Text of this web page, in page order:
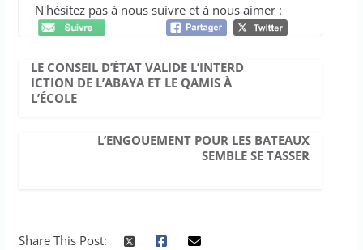
N'hésitez pas à nous suivre et à nous aimer :
LE CONSEIL D’ÉTAT VALIDE L’INTERD
ICTION DE L’ABAYA ET LE QAMIS À
L’ÉCOLE
L’ENGOUEMENT POUR LES BATEAUX
SEMBLE SE TASSER
Share This Post: